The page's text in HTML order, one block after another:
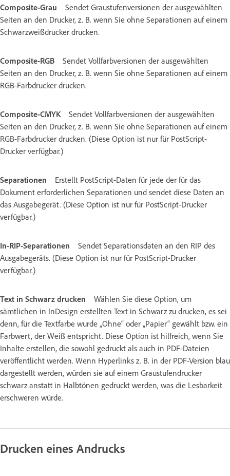
Composite-Grau
Sendet Graustufenversionen der ausgewählten
Seiten an den Drucker, z. B. wenn Sie ohne Separationen auf einem
Schwarzweißdrucker drucken.
Composite-RGB
Sendet Vollfarbversionen der ausgewählten
Seiten an den Drucker, z. B. wenn Sie ohne Separationen auf einem
RGB-Farbdrucker drucken.
Composite-CMYK
Sendet Vollfarbversionen der ausgewählten
Seiten an den Drucker, z. B. wenn Sie ohne Separationen auf einem
RGB-Farbdrucker drucken. (Diese Option ist nur für PostScript-
Drucker verfügbar.)
Separationen
Erstellt PostScript-Daten für jede der für das
Dokument erforderlichen Separationen und sendet diese Daten an
das Ausgabegerät. (Diese Option ist nur für PostScript-Drucker
verfügbar.)
In-RIP-Separationen
Sendet Separationsdaten an den RIP des
Ausgabegeräts. (Diese Option ist nur für PostScript-Drucker
verfügbar.)
Text in Schwarz drucken
Wählen Sie diese Option, um
sämtlichen in InDesign erstellten Text in Schwarz zu drucken, es sei
denn, für die Textfarbe wurde „Ohne“ oder „Papier“ gewählt bzw. ein
Farbwert, der Weiß entspricht. Diese Option ist hilfreich, wenn Sie
Inhalte erstellen, die sowohl gedruckt als auch in PDF-Dateien
veröffentlicht werden. Wenn Hyperlinks z. B. in der PDF-Version blau
dargestellt werden, würden sie auf einem Graustufendrucker
schwarz anstatt in Halbtönen gedruckt werden, was die Lesbarkeit
erschweren würde.
Drucken eines Andrucks